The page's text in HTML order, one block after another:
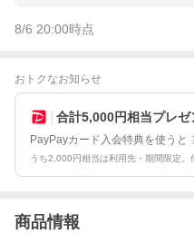
8/6 20:00時点
おトクなお知らせ
合計5,000円相当プレゼ
PayPayカード入会特典を使うと
うち2,000円相当は利用先・期間限定。
商品情報